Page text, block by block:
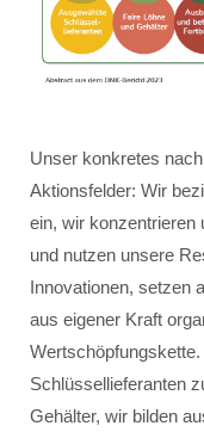
Unser konkretes
Aktionsfelder: Wir
ein, wir konzentrieren
und nutzen unsere
Innovationen, setzen
aus eigener Kraft
Schlüssellieferanten
Gehälter, wir bilden